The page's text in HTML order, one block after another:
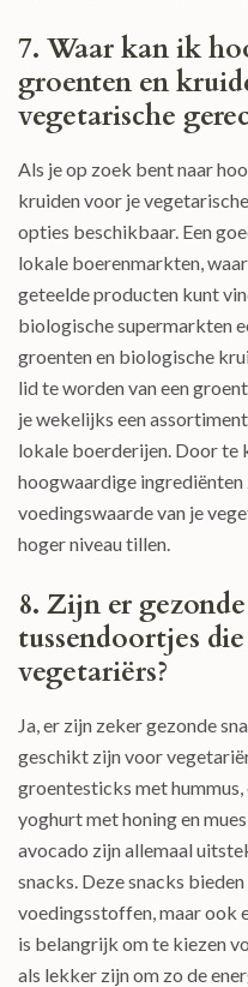
7. Waar kan ik
groenten en
vegetarische
Als je op zoek bent naar
kruiden voor je
opties beschikbaar. Een
lokale boerenmarkten,
geteelde producten kunt
biologische supermarkten
groenten en biologische
lid te worden van een
je wekelijks een
lokale boerderijen. Door
hoogwaardige ingrediënten
voedingswaarde van je
hoger niveau tillen.
8. Zijn er
tussendoortjes
vegetariërs?
Ja, er zijn zeker gezonde
geschikt zijn voor
groentesticks met
yoghurt met honing en
avocado zijn allemaal
snacks. Deze snacks
voedingsstoffen, maar ook
is belangrijk om te kiezen
als lekker zijn om zo de